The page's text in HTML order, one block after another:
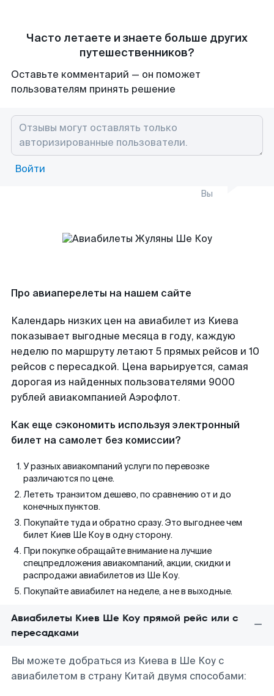
Часто летаете и знаете больше других
путешественников?
Оставьте комментарий — он поможет
пользователям принять решение
Войти
Вы
Про авиаперелеты на нашем сайте
Календарь низких цен на авиабилет из Киева
показывает выгодные месяца в году, каждую
неделю по маршруту летают 5 прямых рейсов и 10
рейсов с пересадкой. Цена варьируется, самая
дорогая из найденных пользователями 9000
рублей авиакомпанией Аэрофлот.
Как еще сэкономить используя электронный
билет на самолет без комиссии?
У разных авиакомпаний услуги по перевозке
различаются по цене.
Лететь транзитом дешево, по сравнению от и до
конечных пунктов.
Покупайте туда и обратно сразу. Это выгоднее чем
билет Киев Ше Коу в одну сторону.
При покупке обращайте внимание на лучшие
спецпредложения авиакомпаний, акции, скидки и
распродажи авиабилетов из Ше Коу.
Покупайте авиабилет на неделе, а не в выходные.
Авиабилеты Киев Ше Коу прямой рейс или с
пересадками
Вы можете добраться из Киева в Ше Коу с
авиабилетом в страну Китай двумя способами: